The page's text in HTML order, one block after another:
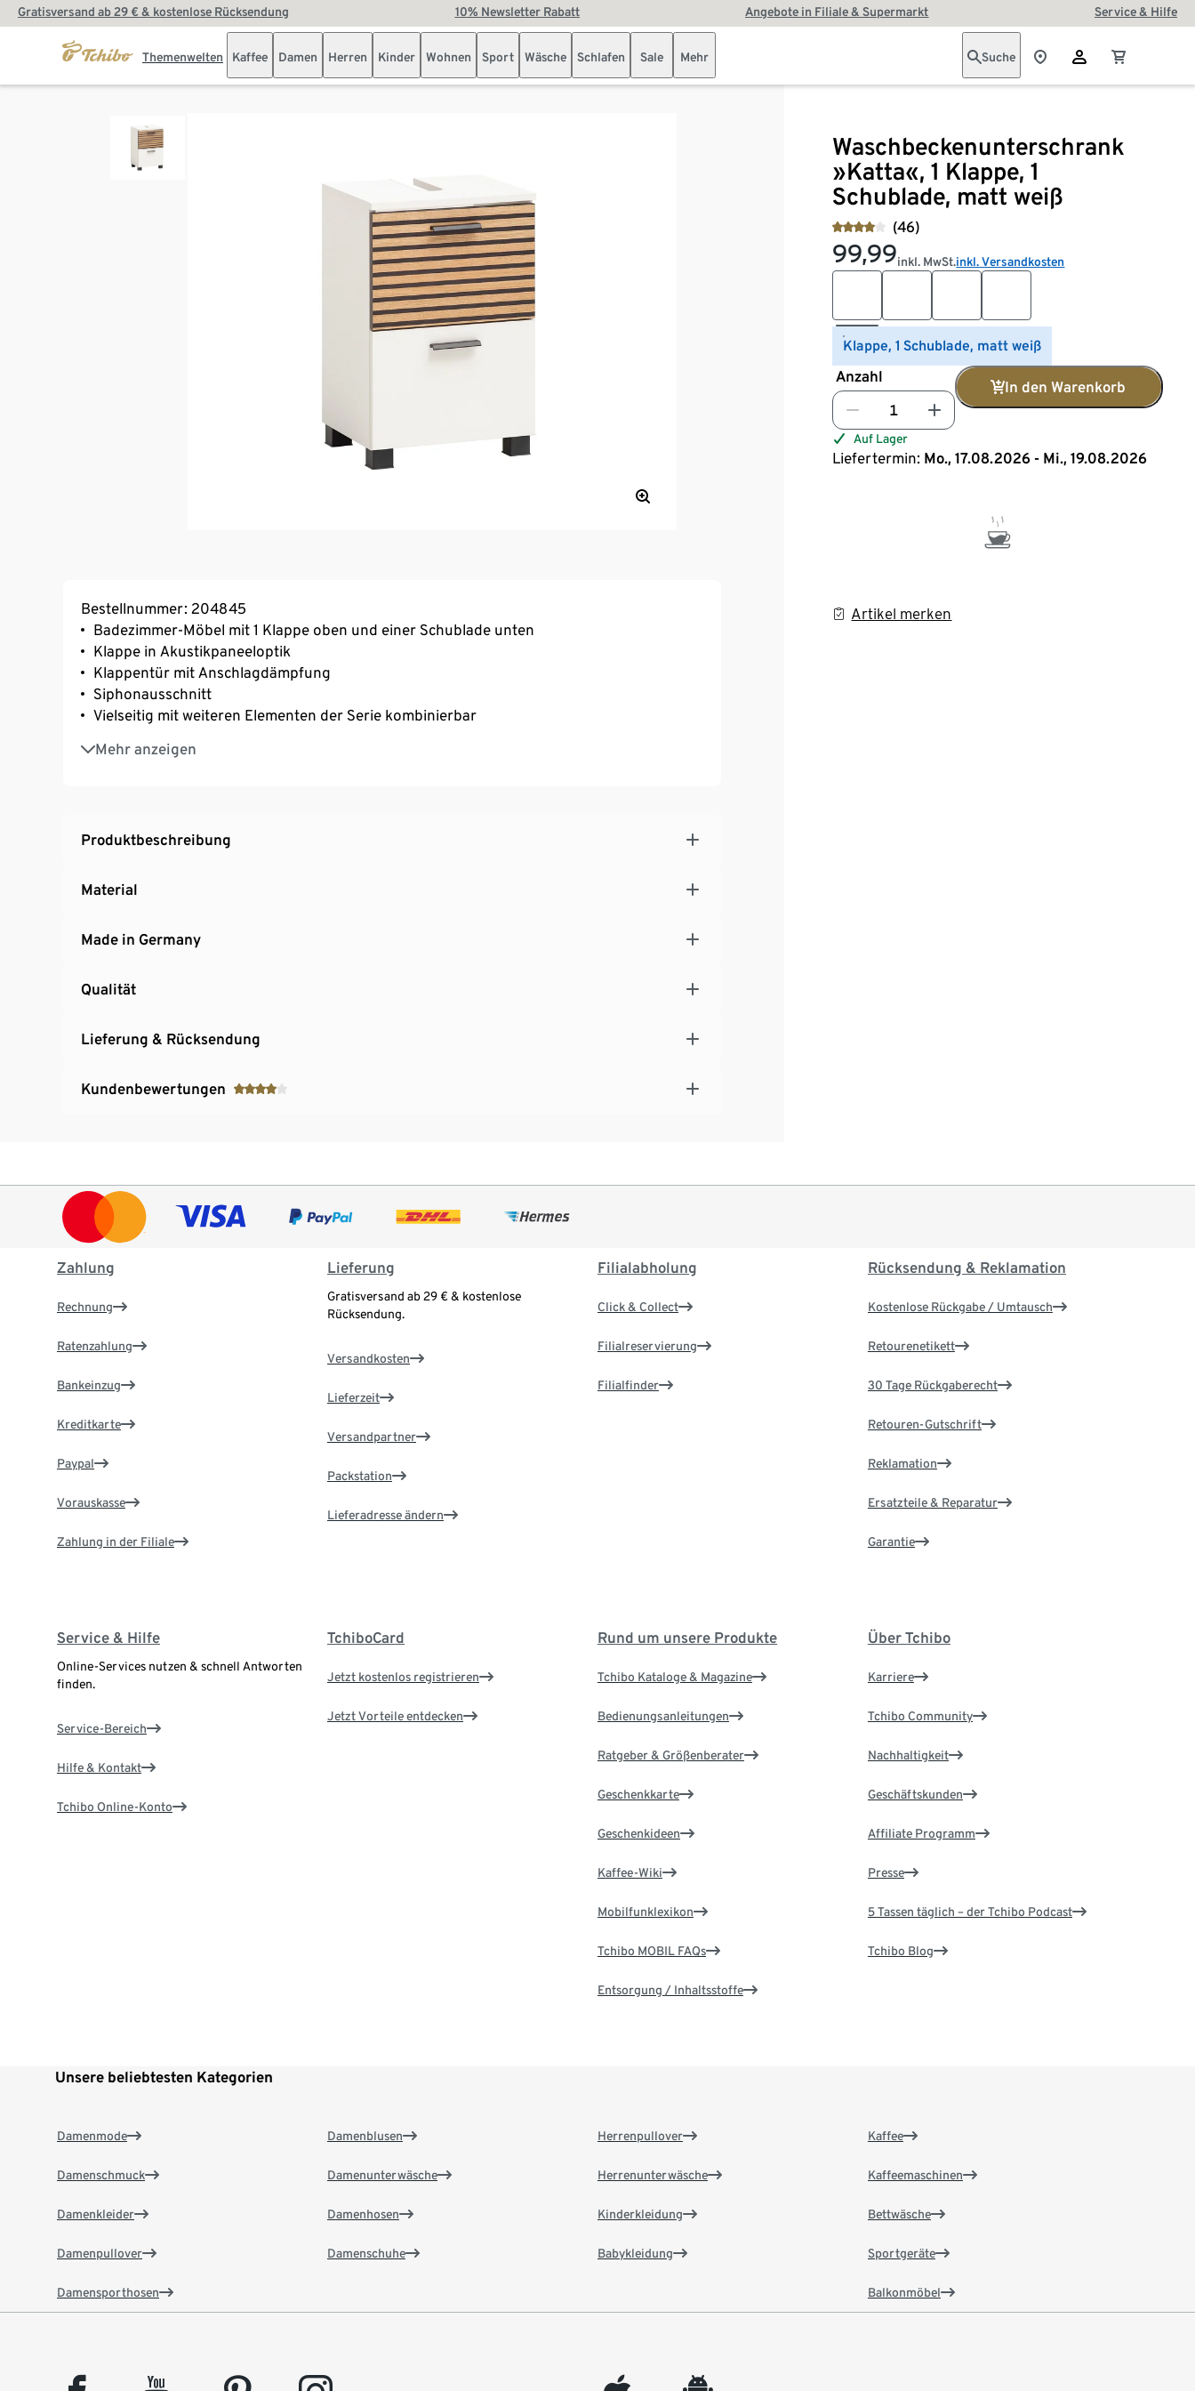
Gratisversand ab 29 € & kostenlose Rücksendung 10% Newsletter Rabatt Angebote in Filiale & Supermarkt Service & Hilfe
Themenwelten Kaffee Damen Herren Kinder Wohnen Sport Wäsche Schlafen Sale Mehr Suche
Waschbeckenunterschrank
»Katta«, 1 Klappe, 1
Schublade, matt weiß
(46)
99,99inkl. MwSt.inkl. Versandkosten
Klappe, 1 Schublade, matt weiß
Anzahl
In den Warenkorb
Auf Lager
Liefertermin: Mo., 17.08.2026 - Mi., 19.08.2026
Artikel merken
Bestellnummer: 204845
Badezimmer-Möbel mit 1 Klappe oben und einer Schublade unten
Klappe in Akustikpaneeloptik
Klappentür mit Anschlagdämpfung
Siphonausschnitt
Vielseitig mit weiteren Elementen der Serie kombinierbar
Mehr anzeigen
Einfache Montage mit verständlicher Aufbauanleitung
MADE IN GERMANY
Produktbeschreibung
Material
Made in Germany
Qualität
Lieferung & Rücksendung
Kundenbewertungen
Zahlung
Rechnung
Ratenzahlung
Bankeinzug
Kreditkarte
Paypal
Vorauskasse
Zahlung in der Filiale
Lieferung
Gratisversand ab 29 € & kostenlose
Rücksendung.
Versandkosten
Lieferzeit
Versandpartner
Packstation
Lieferadresse ändern
Filialabholung
Click & Collect
Filialreservierung
Filialfinder
Rücksendung & Reklamation
Kostenlose Rückgabe / Umtausch
Retourenetikett
30 Tage Rückgaberecht
Retouren-Gutschrift
Reklamation
Ersatzteile & Reparatur
Garantie
Service & Hilfe
Online-Services nutzen & schnell Antworten
finden.
Service-Bereich
Hilfe & Kontakt
Tchibo Online-Konto
TchiboCard
Jetzt kostenlos registrieren
Jetzt Vorteile entdecken
Rund um unsere Produkte
Tchibo Kataloge & Magazine
Bedienungsanleitungen
Ratgeber & Größenberater
Geschenkkarte
Geschenkideen
Kaffee-Wiki
Mobilfunklexikon
Tchibo MOBIL FAQs
Entsorgung / Inhaltsstoffe
Über Tchibo
Karriere
Tchibo Community
Nachhaltigkeit
Geschäftskunden
Affiliate Programm
Presse
5 Tassen täglich – der Tchibo Podcast
Tchibo Blog
Unsere beliebtesten Kategorien
Damenmode
Damenschmuck
Damenkleider
Damenpullover
Damensporthosen
Damenblusen
Damenunterwäsche
Damenhosen
Damenschuhe
Herrenpullover
Herrenunterwäsche
Kinderkleidung
Babykleidung
Kaffee
Kaffeemaschinen
Bettwäsche
Sportgeräte
Balkonmöbel